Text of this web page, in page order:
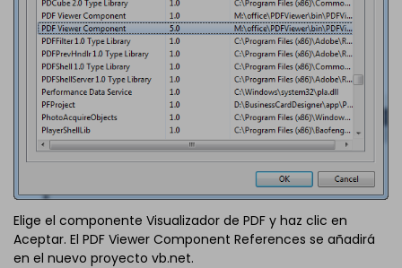
Elige el componente Visualizador de PDF y haz clic en
Aceptar. El PDF Viewer Component References se añadirá
en el nuevo proyecto vb.net.